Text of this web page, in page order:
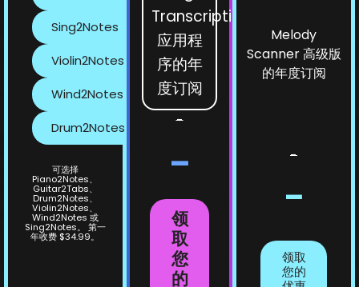
Sing2Notes
Violin2Notes
Wind2Notes
Drum2Notes
可选择
Piano2Notes、
Guitar2Tabs、
Drum2Notes、
Violin2Notes、
Wind2Notes 或
Sing2Notes。 第一
年收费 $34.99。
Transcription
应用程
序的年
度订阅
-
-
领
取
您
的
Melody
Scanner 高级版
的年度订阅
-
-
领取
您的